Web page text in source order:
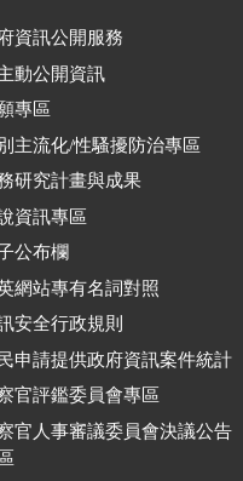
資訊公開服務
動公開資訊
專區
主流化/性騷擾防治專區
研究計畫與成果
資訊專區
公布欄
網站專有名詞對照
安全行政規則
申請提供政府資訊案件統計
官評鑑委員會專區
官人事審議委員會決議公告